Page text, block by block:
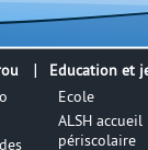
Education et
Ecole
ALSH accueil
périscolaire